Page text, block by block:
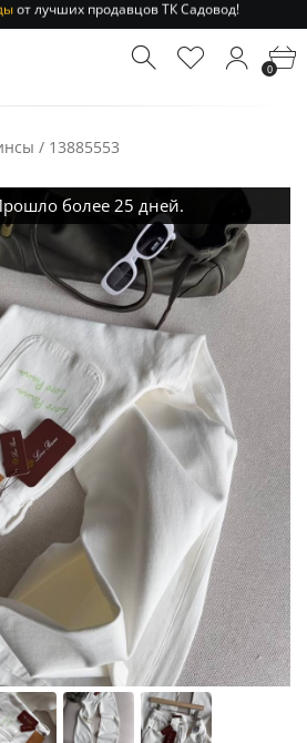
заказа 1-3 дняпо РФ и МСК!
от лучших продавцов ТК Садовод!
заказа 1-3 дня
0
/ 13885553
более 25 дней.